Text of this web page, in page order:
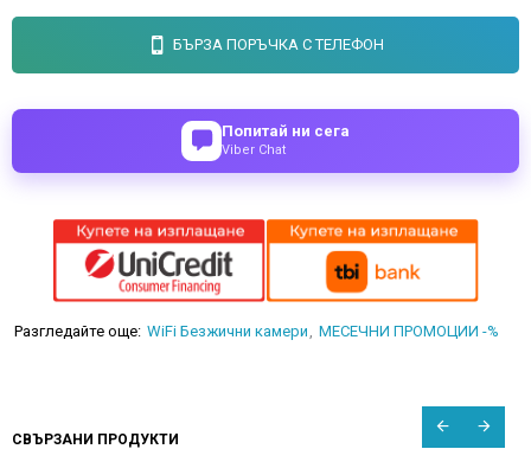
БЪРЗА ПОРЪЧКА С ТЕЛЕФОН
Попитай ни сега
Viber Chat
Разгледайте още: WiFi Безжични камери МЕСЕЧНИ ПРОМОЦИИ -%
СВЪРЗАНИ ПРОДУКТИ